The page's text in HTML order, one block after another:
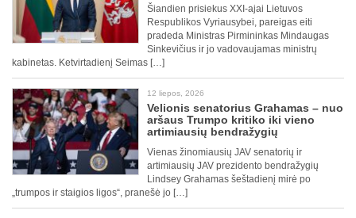
Šiandien prisiekus XXI-ajai Lietuvos
Respublikos Vyriausybei, pareigas eiti
pradeda Ministras Pirmininkas Mindaugas
Sinkevičius ir jo vadovaujamas ministrų
kabinetas. Ketvirtadienį Seimas […]
12 liepos, 2026
Velionis senatorius Grahamas – nuo
aršaus Trumpo kritiko iki vieno
artimiausių bendražygių
Vienas žinomiausių JAV senatorių ir
artimiausių JAV prezidento bendražygių
Lindsey Grahamas šeštadienį mirė po
„trumpos ir staigios ligos“, pranešė jo […]